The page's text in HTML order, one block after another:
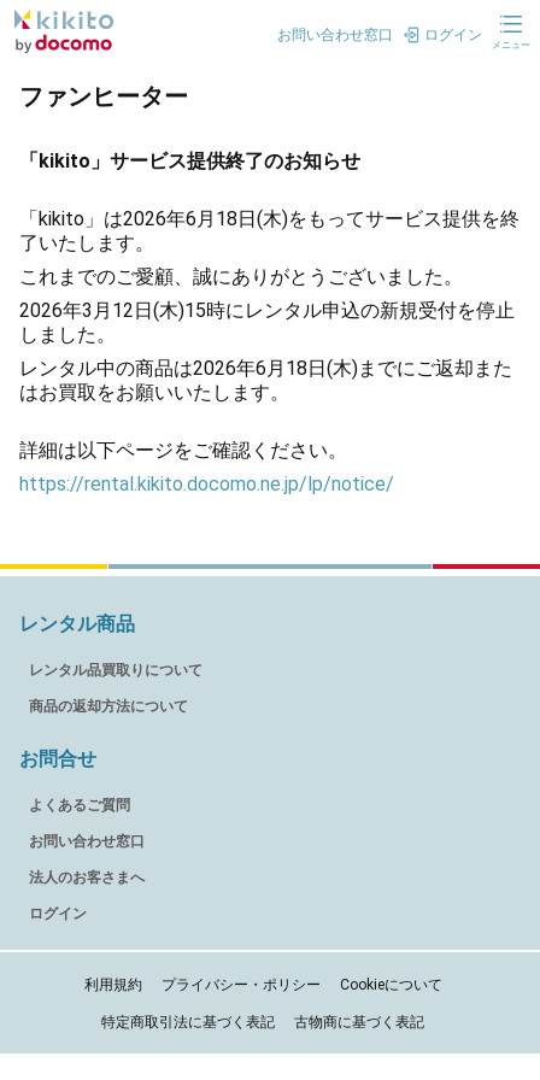
お問い合わせ窓口 ログイン
メニュー
ファンヒーター
「kikito」サービス提供終了のお知らせ
「kikito」は2026年6月18日(木)をもってサービス提供を終
了いたします。
これまでのご愛顧、誠にありがとうございました。
2026年3月12日(木)15時にレンタル申込の新規受付を停止
しました。
レンタル中の商品は2026年6月18日(木)までにご返却また
はお買取をお願いいたします。
詳細は以下ページをご確認ください。
https://rental.kikito.docomo.ne.jp/lp/notice/
レンタル商品
レンタル品買取りについて
商品の返却方法について
お問合せ
よくあるご質問
お問い合わせ窓口
法人のお客さまへ
ログイン
利用規約 プライバシー・ポリシー Cookieについて
特定商取引法に基づく表記 古物商に基づく表記